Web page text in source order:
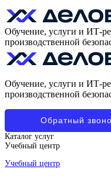
Обучение, услуги и ИТ-
производственной
Обучение, услуги и ИТ-
производственной
Обратный
Каталог услуг
Учебный центр
Учебный центр